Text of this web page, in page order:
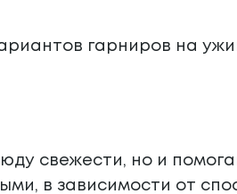
гарниров на
свежести, но и
в зависимости от